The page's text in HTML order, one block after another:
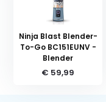
Ninja Blast Blender-
To-Go BC151EUNV -
Blender
€ 59,99